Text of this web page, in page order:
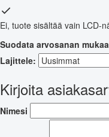
Ei, tuote sisältää vain LCD-
Suodata arvosanan
Lajittele:
Kirjoita
Nimesi